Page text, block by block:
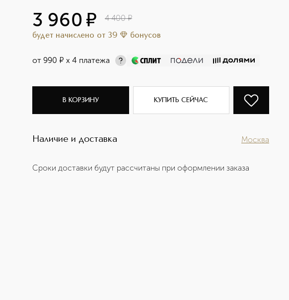
3 960 ¤ 4 400 ¤
будет начислено от 39 бонусов
от 990 ¤ х 4 платежа
В КОРЗИНУ КУПИТЬ СЕЙЧАС
Наличие и доставка Москва
Сроки доставки будут рассчитаны при оформлении заказа